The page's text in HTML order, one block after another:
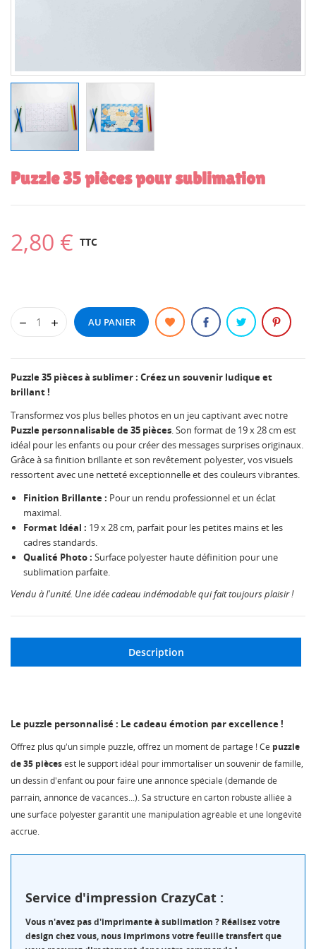
Puzzle 35 pièces pour sublimation
2,80 € TTC
AU PANIER
Puzzle 35 pièces à sublimer : Créez un souvenir ludique et
brillant !
Transformez vos plus belles photos en un jeu captivant avec notre
Puzzle personnalisable de 35 pièces. Son format de 19 x 28 cm est
idéal pour les enfants ou pour créer des messages surprises originaux.
Grâce à sa finition brillante et son revêtement polyester, vos visuels
ressortent avec une netteté exceptionnelle et des couleurs vibrantes.
Finition Brillante : Pour un rendu professionnel et un éclat
maximal.
Format Idéal : 19 x 28 cm, parfait pour les petites mains et les
cadres standards.
Qualité Photo : Surface polyester haute définition pour une
sublimation parfaite.
Vendu à l'unité. Une idée cadeau indémodable qui fait toujours plaisir !
Description
Le puzzle personnalisé : Le cadeau émotion par excellence !
Offrez plus qu'un simple puzzle, offrez un moment de partage ! Ce puzzle
de 35 piècesest le support idéal pour immortaliser un souvenir de famille,
un dessin d'enfant ou pour faire une annonce spéciale (demande de
parrain, annonce de vacances...). Sa structure en carton robuste alliée à
une surface polyester garantit une manipulation agréable et une longévité
accrue.
Service d'impression CrazyCat :
Vous n'avez pas d'imprimante à sublimation ? Réalisez votre
design chez vous, nous imprimons votre feuille transfert que